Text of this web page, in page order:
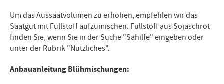
Um das Aussaatvolumen zu erhöhen, empfehlen wir das
Saatgut mit Füllstoff aufzumischen. Füllstoff aus Sojaschrot
finden Sie, wenn Sie in der Suche "Sähilfe" eingeben oder
unter der Rubrik "Nützliches".
Anbauanleitung Blühmischungen: